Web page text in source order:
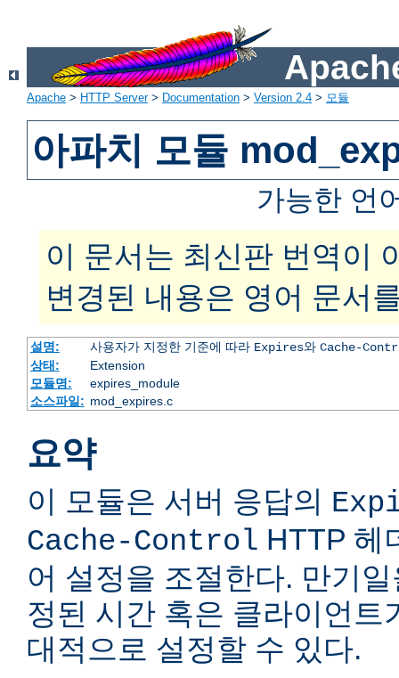
Apache > HTTP Server> Documentation > Version 2.4 > 모듈
아파치 모듈
가능한 언
이 문서는 최신판 번역이
변경된 내용은 영어 문서
설명: 사용자가 지정한 기준에 따라 Expires와 Cache-
상태:
Extension
모듈명:
expires_module
소스파일: mod_expires.c
요약
이 모듈은 서버 응답의
Cache-Control HTTP 헤
어 설정을 조절한다. 만기
정된 시간 혹은 클라이언트
대적으로 설정할 수 있다.